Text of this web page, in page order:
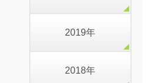
2019年
2018年